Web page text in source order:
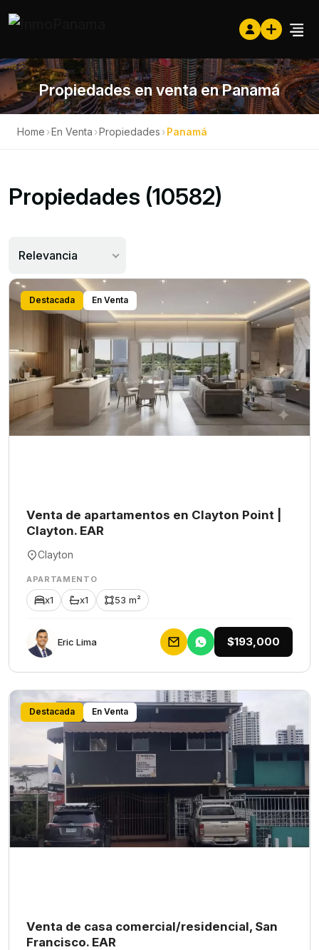
Propiedades en venta en Panamá
Home ›En Venta ›Propiedades ›Panamá
Propiedades (10582)
Relevancia
Destacada En Venta
Venta de apartamentos en Clayton Point |
Clayton. EAR
Clayton
APARTAMENTO
x1 x1 53 m²
Eric Lima $193,000
Destacada En Venta
Venta de casa comercial/residencial, San
Francisco. EAR